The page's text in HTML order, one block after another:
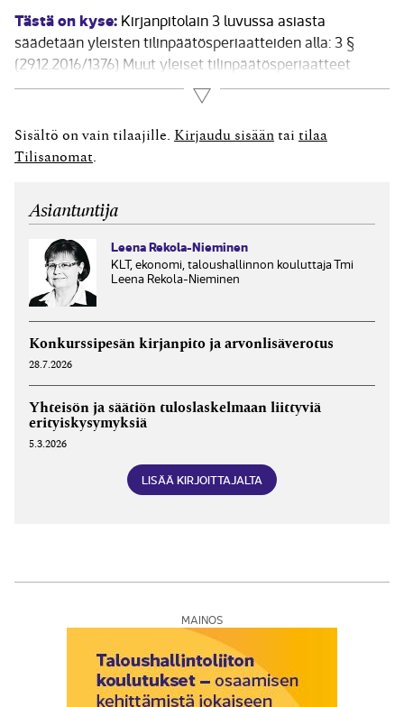
Tästä on kyse: Kirjanpitolain 3 luvussa asiasta
säädetään yleisten tilinpäätösperiaatteiden alla: 3 §
(29.12.2016/1376) Muut yleiset tilinpäätösperiaatteet
Tilinpäätöstä laadittaessa 2 ja 2 a §:n mukaisesti sekä
tilinavausta tehtäessä noudatettaviin periaatteisiin
kuuluvat: 2) johdonmukaisuus laatimisperiaatteiden ja -
menetelmien soveltamisessa tilikaudesta toiseen
Lue lisää
Sisältö on vain tilaajille. Kirjaudu sisään tai tilaa
Tilisanomat
Asiantuntija
Leena Rekola-Nieminen
KLT, ekonomi, taloushallinnon kouluttaja Tmi
Leena Rekola-Nieminen
Konkurssipesän kirjanpito ja arvonlisäverotus
28.7.2026
Yhteisön ja säätiön tuloslaskelmaan liittyviä
erityiskysymyksiä
5.3.2026
LISÄÄ KIRJOITTAJALTA
MAINOS